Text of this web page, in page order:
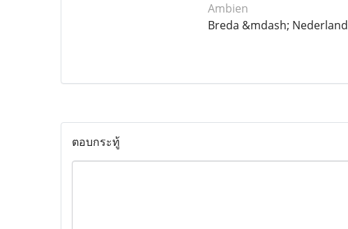
Ambien
Breda &mdash; Nederland
ตอบกระทู้